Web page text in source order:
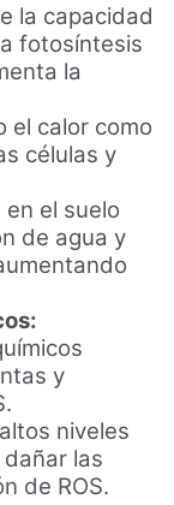
la capacidad
fotosíntesis
la
el calor como
células y
en el suelo
de agua y
y
niveles
las
de ROS.